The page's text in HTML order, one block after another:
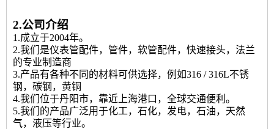
2.公司介绍
1.成立于2004年。
2.我们是仪表管配件，管件，软管配件，快速接头，法兰
的专业制造商
3.产品有各种不同的材料可供选择，例如316 / 316L不锈
钢，碳钢，黄铜
4.我们位于丹阳市，靠近上海港口，全球交通便利。
5.我们的产品广泛用于化工，石化，发电，石油，天然
气，液压等行业。